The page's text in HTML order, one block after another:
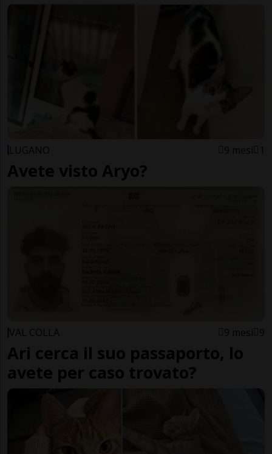
LUGANO 9 mesi 1
Avete visto Aryo?
VAL COLLA 9 mesi 9
Ari cerca il suo passaporto, lo
avete per caso trovato?